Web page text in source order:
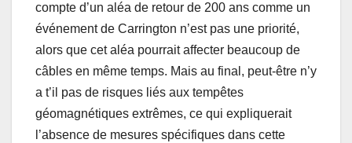
compte d’un aléa de retour de 200 ans comme un
événement de Carrington n’est pas une priorité,
alors que cet aléa pourrait affecter beaucoup de
câbles en même temps. Mais au final, peut-être n’y
a t’il pas de risques liés aux tempêtes
géomagnétiques extrêmes, ce qui expliquerait
l’absence de mesures spécifiques dans cette